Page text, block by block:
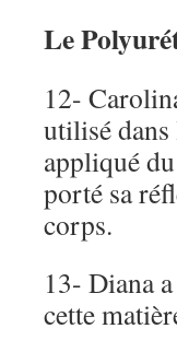
Le
12-
utilisé dans
appliqué
porté sa
corps.
13- Diana
cette